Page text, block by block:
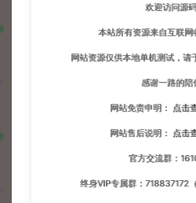
欢迎访问源
本站所有资源来自互联网
网站资源仅供本地单机测试，
感谢一路的陪
网站免责申明： 点击
网站售后说明： 点击
官方交流群：
终身VIP专属群：718837172